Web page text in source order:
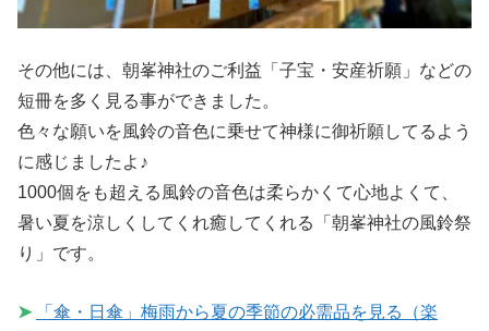
その他には、朝峯神社のご利益「子宝・安産祈願」などの
短冊を多く見る事ができました。
色々な願いを風鈴の音色に乗せて神様に御祈願してるよう
に感じましたよ♪
1000個をも超える風鈴の音色は柔らかくて心地よくて、
暑い夏を涼しくしてくれ癒してくれる「朝峯神社の風鈴祭
り」です。
➤
「傘・日傘」梅雨から夏の季節の必需品を見る（楽